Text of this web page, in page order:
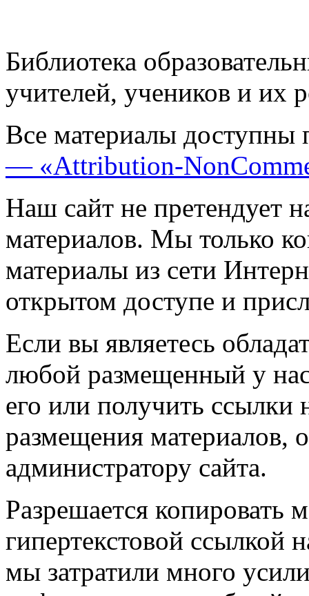
Библиотека
учителей, учеников и их
Все материалы доступны
— «Attribution-
Наш сайт не претендует
материалов. Мы только
материалы из сети
открытом доступе и
Если вы являетесь
любой размещенный у
его или получить ссылки
размещения материалов,
администратору сайта.
Разрешается копировать
гипертекстовой ссылкой
мы затратили много